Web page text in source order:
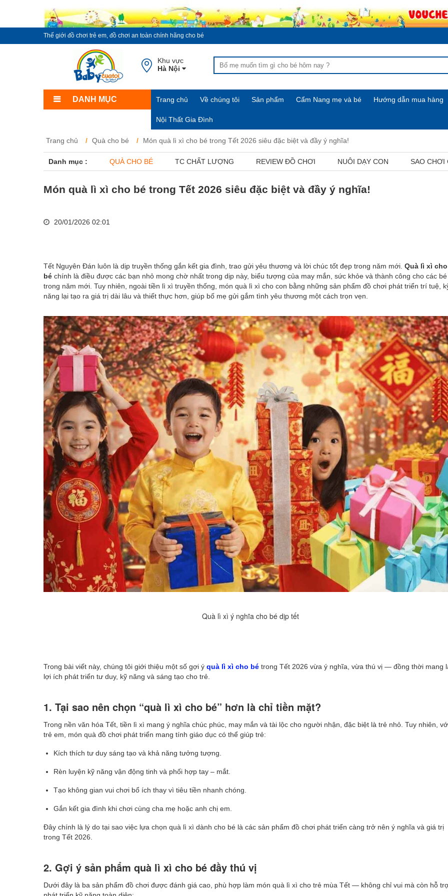
Thế giới đồ chơi trẻ em, đồ chơi an toàn chính hãng cho bé
Khu vực
Hà Nội
DANH MỤC Trang chủ Về chúng tôi Sản phẩm Cẩm Nang mẹ và bé Hướng dẫn mua hàng
Nội Thất Gia Đình
Trang chủ Quà cho bé Món quà lì xì cho bé trong Tết 2026 siêu đặc biệt và đầy ý nghĩa!
Danh mục : QUÀ CHO BÉ TC CHẤT LƯỢNG REVIEW ĐỒ CHƠI NUÔI DẠY CON SAO CHƠI
Món quà lì xì cho bé trong Tết 2026 siêu đặc biệt và đầy ý nghĩa!
20/01/2026 02:01
Tết Nguyên Đán luôn là dịp truyền thống gắn kết gia đình, trao gửi yêu thương và lời chúc tốt đẹp trong năm mới. Quà lì xì cho
bé chính là điều được các bạn nhỏ mong chờ nhất trong dịp này, biểu tượng của may mắn, sức khỏe và thành công cho các bé
trong năm mới. Tuy nhiên, ngoài tiền lì xì truyền thống, món quà lì xì cho con bằng những sản phẩm đồ chơi phát triển trí tuệ,
năng lại tạo ra giá trị dài lâu và thiết thực hơn, giúp bố mẹ gửi gắm tình yêu thương một cách trọn vẹn.
Quà lì xì ý nghĩa cho bé dịp tết
Trong bài viết này, chúng tôi giới thiệu một số gợi ý quà lì xì cho bé trong Tết 2026 vừa ý nghĩa, vừa thú vị — đồng thời mang
lợi ích phát triển tư duy, kỹ năng và sáng tạo cho trẻ.
1. Tại sao nên chọn “quà lì xì cho bé” hơn là chỉ tiền mặt?
Trong nền văn hóa Tết, tiền lì xì mang ý nghĩa chúc phúc, may mắn và tài lộc cho người nhận, đặc biệt là trẻ nhỏ. Tuy nhiên,
trẻ em, món quà đồ chơi phát triển mang tính giáo dục có thể giúp trẻ:
Kích thích tư duy sáng tạo và khả năng tưởng tượng.
Rèn luyện kỹ năng vận động tinh và phối hợp tay – mắt.
Tạo không gian vui chơi bổ ích thay vì tiêu tiền nhanh chóng.
Gắn kết gia đình khi chơi cùng cha mẹ hoặc anh chị em.
Đây chính là lý do tại sao việc lựa chọn quà lì xì dành cho bé là các sản phẩm đồ chơi phát triển càng trở nên ý nghĩa và giá trị
trong Tết 2026.
2. Gợi ý sản phẩm quà lì xì cho bé đầy thú vị
Dưới đây là ba sản phẩm đồ chơi được đánh giá cao, phù hợp làm món quà lì xì cho trẻ mùa Tết — không chỉ vui mà còn hỗ